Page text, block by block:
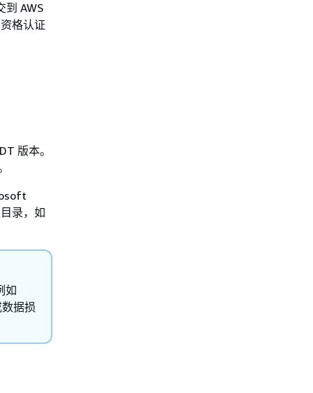
到 AWS
格认证
版本。
录，如
如
据损